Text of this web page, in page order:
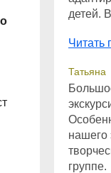
детей.
Читать
Татьяна
нашего
группе.